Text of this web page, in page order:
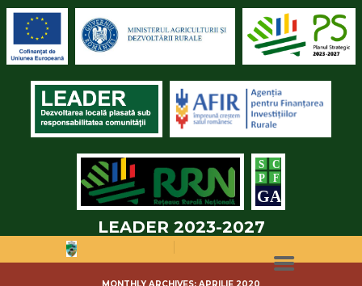
LEADER 2023-2027
MONTHLY ARCHIVES: APRILIE 2020